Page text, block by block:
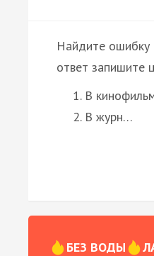
Найдите ошибку
ответ запишите
В
В журн…
БЕЗ ВОДЫ